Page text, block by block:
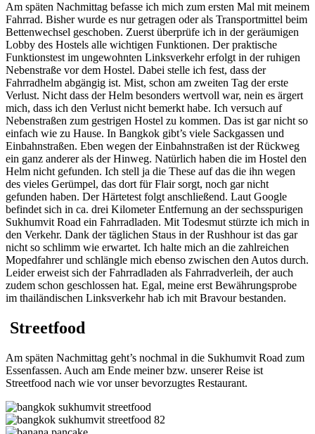
Am späten Nachmittag befasse ich mich zum ersten Mal mit meinem
Fahrrad. Bisher wurde es nur getragen oder als Transportmittel beim
Bettenwechsel geschoben. Zuerst überprüfe ich in der geräumigen
Lobby des Hostels alle wichtigen Funktionen. Der praktische
Funktionstest im ungewohnten Linksverkehr erfolgt in der ruhigen
Nebenstraße vor dem Hostel. Dabei stelle ich fest, dass der
Fahrradhelm abgängig ist. Mist, schon am zweiten Tag der erste
Verlust. Nicht dass der Helm besonders wertvoll war, nein es ärgert
mich, dass ich den Verlust nicht bemerkt habe. Ich versuch auf
Nebenstraßen zum gestrigen Hostel zu kommen. Das ist gar nicht so
einfach wie zu Hause. In Bangkok gibt’s viele Sackgassen und
Einbahnstraßen. Eben wegen der Einbahnstraßen ist der Rückweg
ein ganz anderer als der Hinweg. Natürlich haben die im Hostel den
Helm nicht gefunden. Ich stell ja die These auf das die ihn wegen
des vieles Gerümpel, das dort für Flair sorgt, noch gar nicht
gefunden haben. Der Härtetest folgt anschließend. Laut Google
befindet sich in ca. drei Kilometer Entfernung an der sechsspurigen
Sukhumvit Road ein Fahrradladen. Mit Todesmut stürzte ich mich in
den Verkehr. Dank der täglichen Staus in der Rushhour ist das gar
nicht so schlimm wie erwartet. Ich halte mich an die zahlreichen
Mopedfahrer und schlängle mich ebenso zwischen den Autos durch.
Leider erweist sich der Fahrradladen als Fahrradverleih, der auch
zudem schon geschlossen hat. Egal, meine erst Bewährungsprobe
im thailändischen Linksverkehr hab ich mit Bravour bestanden.
Streetfood
Am späten Nachmittag geht’s nochmal in die Sukhumvit Road zum
Essenfassen. Auch am Ende meiner bzw. unserer Reise ist
Streetfood nach wie vor unser bevorzugtes Restaurant.